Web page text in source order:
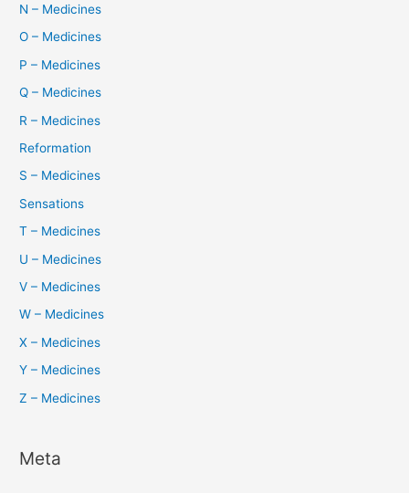
N – Medicines
O – Medicines
P – Medicines
Q – Medicines
R – Medicines
Reformation
S – Medicines
Sensations
T – Medicines
U – Medicines
V – Medicines
W – Medicines
X – Medicines
Y – Medicines
Z – Medicines
Meta